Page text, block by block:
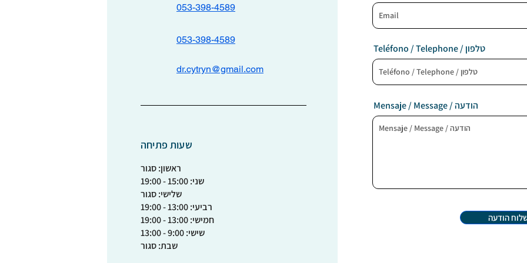
053-398-4589
053-398-4589
dr.cytryn@gmail.com
שעות פתיחה
ראשון: סגור
שני: 15:00 - 19:00
שלישי: סגור
רביעי: 13:00
- 19:00
חמישי: 13:00 - 19:00
שישי: 9:00 - 13:00
שבת:סגור
Teléfono / Telephone / טלפון
Mensaje / Message / הודעה
הודעה